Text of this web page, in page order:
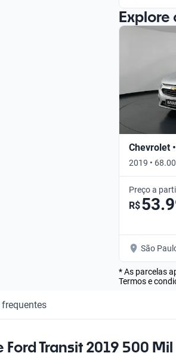
Explore
Chevrolet
2019 •
Preço a
R$
São
* As parcelas
Termos e
Transit 2019 500 Mil